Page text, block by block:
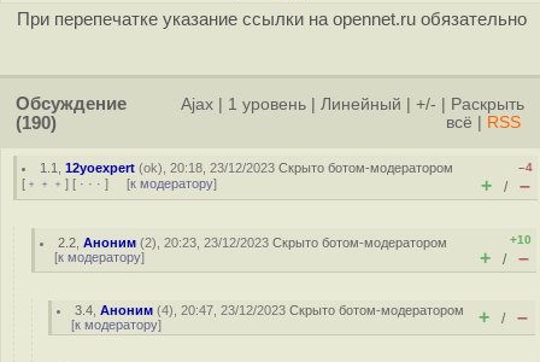
При перепечатке указание ссылки на opennet.ru обязательно
Обсуждение
(190)
Ajax 1 уровень Линейный +/-
Раскрыть
всё
RSS
1.1 ,12yoexpert (ok), 20:18, 23/12/2023Скрыто ботом-модератором
[ ﹢﹢﹢ ] [ · · · ] [к модератору]
–4
+ / –
2.2 ,Аноним (2), 20:23, 23/12/2023Скрыто ботом-модератором
[к модератору]
+10
+ / –
3.4 ,Аноним (4), 20:47, 23/12/2023Скрыто ботом-модератором
[к модератору] + / –